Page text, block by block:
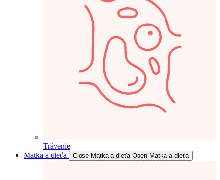
Trávenie
Matka a dieťa
Close Matka a dieťa Open Matka a dieťa